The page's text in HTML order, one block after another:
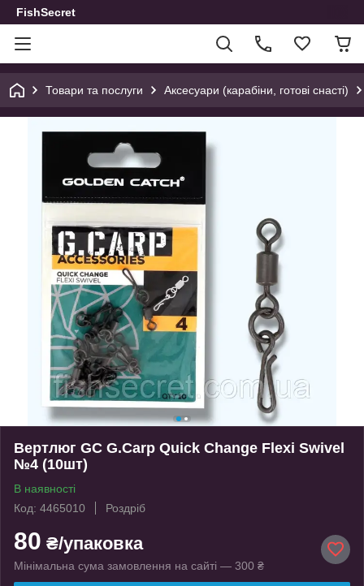
FishSecret
Товари та послуги Аксесуари (карабіни, готові снасті)
Вертлюг GC G.Carp Quick Change Flexi Swivel
№4 (10шт)
В наявності
Код: 4465010
Роздріб
80 ₴/упаковка
Мінімальна сума замовлення на сайті — 300 ₴